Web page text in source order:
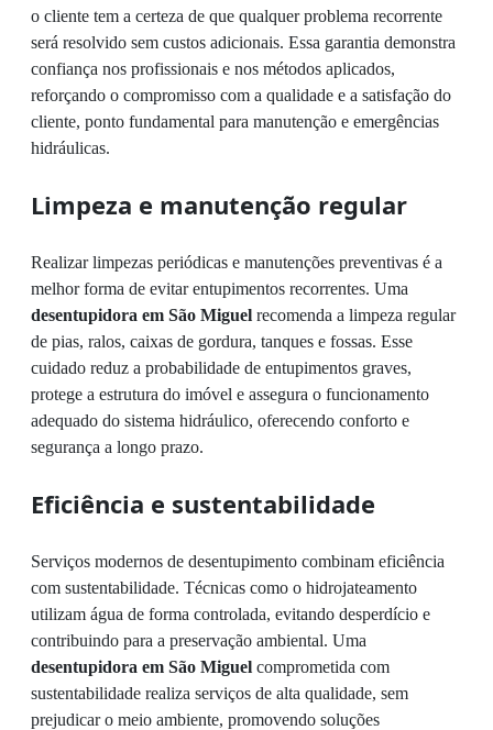
o cliente tem a certeza de que qualquer problema recorrente
será resolvido sem custos adicionais. Essa garantia demonstra
confiança nos profissionais e nos métodos aplicados,
reforçando o compromisso com a qualidade e a satisfação do
cliente, ponto fundamental para manutenção e emergências
hidráulicas.
Limpeza e manutenção regular
Realizar limpezas periódicas e manutenções preventivas é a
melhor forma de evitar entupimentos recorrentes. Uma
desentupidora em São Miguel recomenda a limpeza regular
de pias, ralos, caixas de gordura, tanques e fossas. Esse
cuidado reduz a probabilidade de entupimentos graves,
protege a estrutura do imóvel e assegura o funcionamento
adequado do sistema hidráulico, oferecendo conforto e
segurança a longo prazo.
Eficiência e sustentabilidade
Serviços modernos de desentupimento combinam eficiência
com sustentabilidade. Técnicas como o hidrojateamento
utilizam água de forma controlada, evitando desperdício e
contribuindo para a preservação ambiental. Uma
desentupidora em São Miguel comprometida com
sustentabilidade realiza serviços de alta qualidade, sem
prejudicar o meio ambiente, promovendo soluções